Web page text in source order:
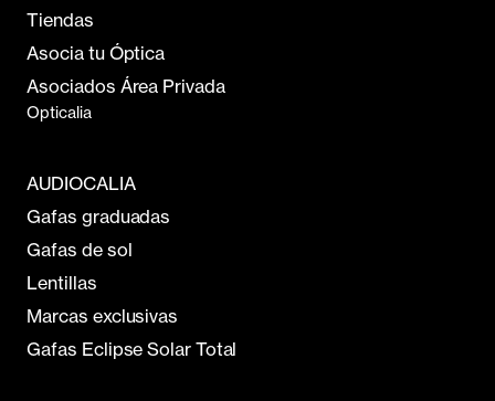
Tiendas
Asocia tu Óptica
Asociados Área Privada
Opticalia
AUDIOCALIA
Gafas graduadas
Gafas de sol
Lentillas
Marcas exclusivas
Gafas Eclipse Solar Total